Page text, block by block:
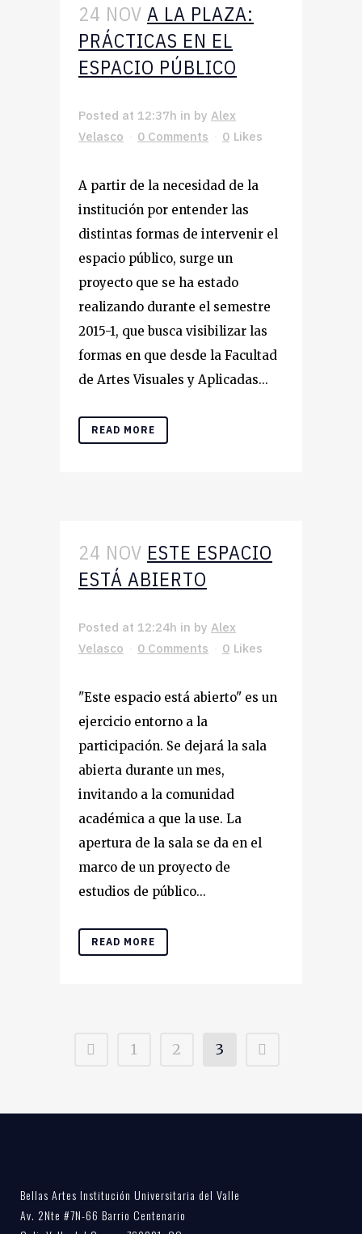
24 NOV A LA PLAZA:
PRÁCTICAS EN EL
ESPACIO PÚBLICO
Posted at 12:37h in by Alex
Velasco
0 Comments 0 Likes
A partir de la necesidad de la
institución por entender las
distintas formas de intervenir el
espacio público, surge un
proyecto que se ha estado
realizando durante el semestre
2015-1, que busca visibilizar las
formas en que desde la Facultad
de Artes Visuales y Aplicadas...
READ MORE
24 NOV ESTE ESPACIO
ESTÁ ABIERTO
Posted at 12:24h in by Alex
Velasco
0 Comments 0 Likes
"Este espacio está abierto" es un
ejercicio entorno a la
participación. Se dejará la sala
abierta durante un mes,
invitando a la comunidad
académica a que la use. La
apertura de la sala se da en el
marco de un proyecto de
estudios de público...
READ MORE
1 2 3
Bellas Artes Institución Universitaria del Valle
Av. 2Nte #7N-66 Barrio Centenario